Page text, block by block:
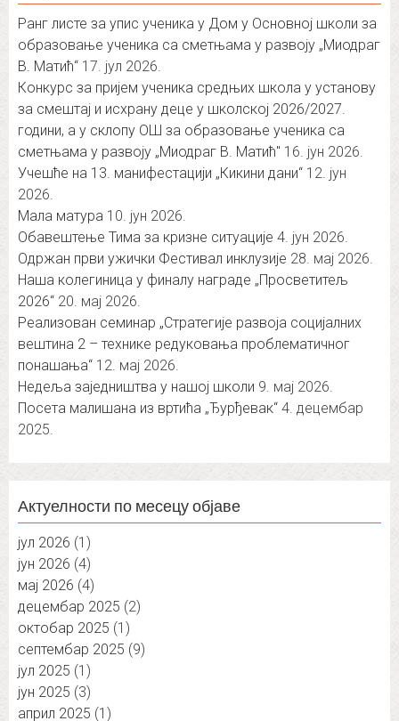
Ранг листе за упис ученика у Дом у Основној школи за
образовање ученика са сметњама у развоју „Миодраг
В. Матић“ 17. јул 2026.
Конкурс за пријем ученика средњих школа у установу
за смештај и исхрану деце у школској 2026/2027.
години, а у склопу ОШ за образовање ученика са
сметњама у развоју „Миодраг В. Матић″ 16. јун 2026.
Учешће на 13. манифестацији „Кикини дани“ 12. јун
2026.
Мала матура 10. јун 2026.
Обавештење Тима за кризне ситуације 4. јун 2026.
Одржан први ужички Фестивал инклузије 28. мај 2026.
Наша колегиница у финалу награде „Просветитељ
2026“ 20. мај 2026.
Реализован семинар „Стратегије развоја социјалних
вештина 2 – технике редуковања проблематичног
понашања“ 12. мај 2026.
Недеља заједништва у нашој школи 9. мај 2026.
Посета малишана из вртића „Ђурђевак“ 4. децембар
2025.
Актуелности по месецу објаве
јул 2026 (1)
јун 2026 (4)
мај 2026 (4)
децембар 2025 (2)
октобар 2025 (1)
септембар 2025 (9)
јул 2025 (1)
јун 2025 (3)
април 2025 (1)